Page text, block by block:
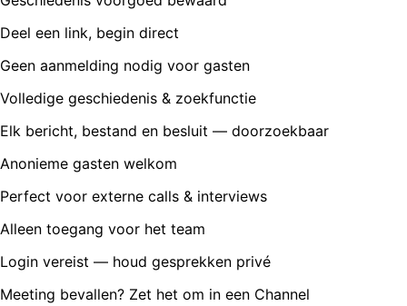
Deel een link, begin direct
Geen aanmelding nodig voor gasten
Volledige geschiedenis & zoekfunctie
Elk bericht, bestand en besluit — doorzoekbaar
Anonieme gasten welkom
Perfect voor externe calls & interviews
Alleen toegang voor het team
Login vereist — houd gesprekken privé
Meeting bevallen? Zet het om in een Channel